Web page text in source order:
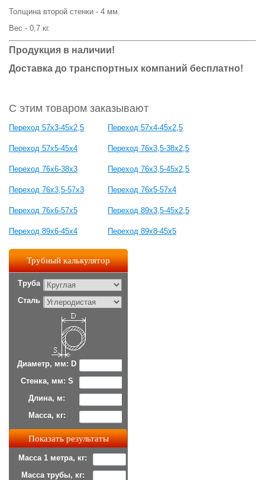
Толщина второй стенки - 4 мм.
Вес - 0,7 кг.
Продукция в наличии!
Доставка до транспортных компаний бесплатно!
С этим товаром заказывают
Переход 57х3-45х2,5 Переход 57х4-45х2,5
Переход 57х5-45х4 Переход 76х3,5-38х2,5
Переход 76х6-38х3 Переход 76х3,5-45х2,5
Переход 76х3,5-57х3 Переход 76х5-57х4
Переход 76х6-57х5 Переход 89х3,5-45х2,5
Переход 89х6-45х4 Переход 89х8-45х5
Трубный калькулятор
Труба
Сталь
Диаметр, мм: D
Стенка, мм: S
Длина, м:
Масса, кг:
Масса 1 метра, кг:
Масса трубы, кг: